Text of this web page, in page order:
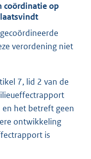
coördinatie op
verordening niet
7, lid 2 van de
en het betreft geen
ontwikkeling
is